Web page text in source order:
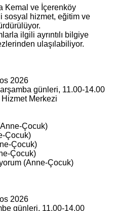
Kemal ve İçerenköy
sosyal hizmet, eğitim ve
ilgili ayrıntılı bilgiye
ulaşılabiliyor.
2026
günleri, 11.00-14.00
Merkezi
Çocuk)
Çocuk)
Çocuk)
Çocuk)
(Anne-Çocuk)
2026
günleri, 11.00-14.00